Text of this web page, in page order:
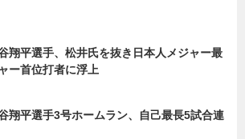
翔平選手、松井氏を抜き日本人メジャー最
ー首位打者に浮上
翔平選手3号ホームラン、自己最長5試合連